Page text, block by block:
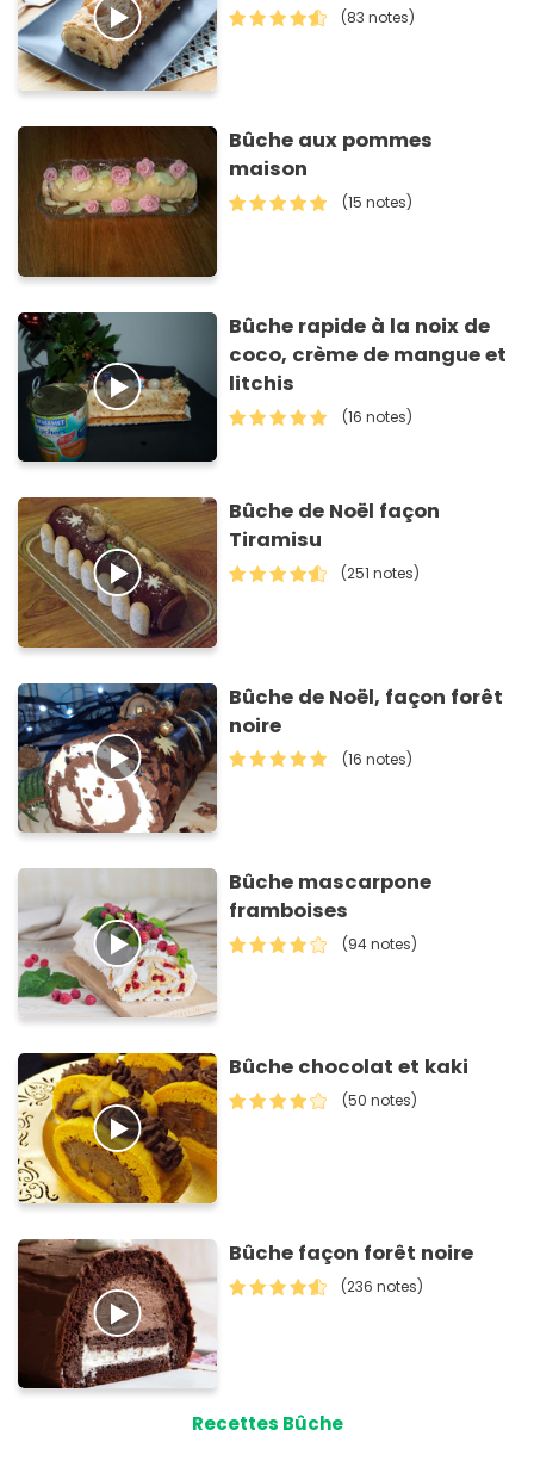
(83 notes)
Bûche aux pommes
maison
(15 notes)
Bûche rapide à la noix de
coco, crème de mangue et
litchis
(16 notes)
Bûche de Noël façon
Tiramisu
(251 notes)
Bûche de Noël, façon forêt
noire
(16 notes)
Bûche mascarpone
framboises
(94 notes)
Bûche chocolat et kaki
(50 notes)
Bûche façon forêt noire
(236 notes)
Recettes Bûche